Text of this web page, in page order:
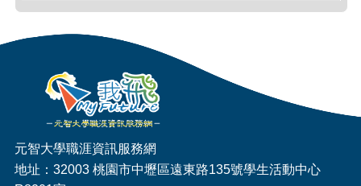
元智大學職涯資訊服務網
地址：32003 桃園市中壢區遠東路135號學生活動中心